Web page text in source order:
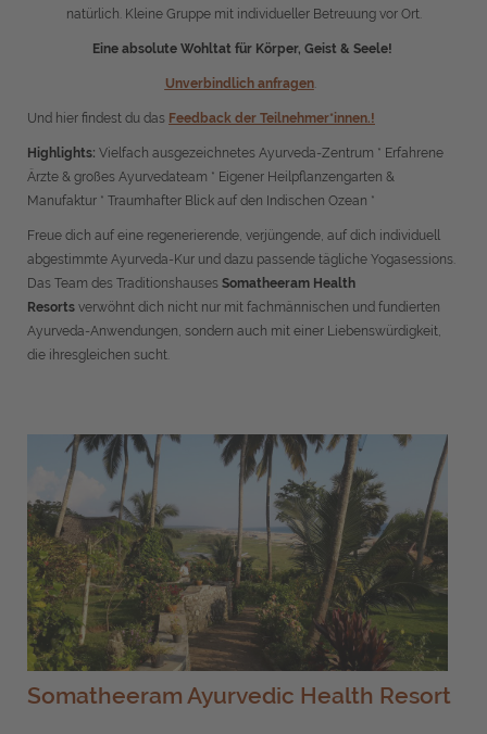
natürlich. Kleine Gruppe mit individueller Betreuung vor Ort.
Eine absolute Wohltat für Körper, Geist & Seele!
Unverbindlich anfragen.
Und hier findest du das Feedback der Teilnehmer*innen.!
Highlights: Vielfach ausgezeichnetes Ayurveda-Zentrum * Erfahrene
Ärzte & großes Ayurvedateam * Eigener Heilpflanzengarten &
Manufaktur * Traumhafter Blick auf den Indischen Ozean *
Freue dich auf eine regenerierende, verjüngende, auf dich individuell
abgestimmte Ayurveda-Kur und dazu passende tägliche Yogasessions.
Das Team des Traditionshauses Somatheeram Health
Resorts verwöhnt dich nicht nur mit fachmännischen und fundierten
Ayurveda-Anwendungen, sondern auch mit einer Liebenswürdigkeit,
die ihresgleichen sucht.
Somatheeram Ayurvedic Health Resort